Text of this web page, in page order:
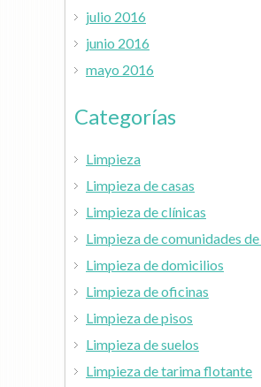
julio 2016
junio 2016
mayo 2016
Categorías
Limpieza
Limpieza de casas
Limpieza de clínicas
Limpieza de comunidades
Limpieza de domicilios
Limpieza de oficinas
Limpieza de pisos
Limpieza de suelos
Limpieza de tarima flotante